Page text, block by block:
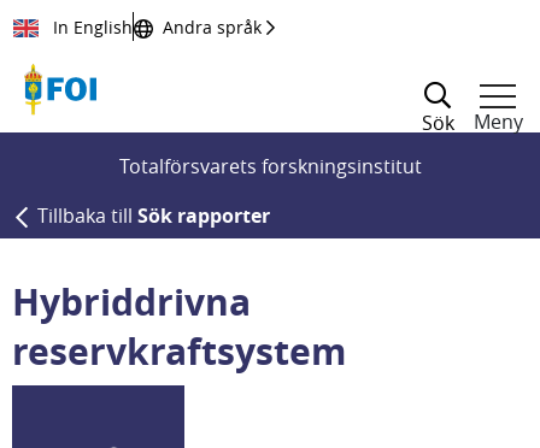
Till innehållet
In English Andra språk
Sök
Meny
Totalförsvarets forskningsinstitut
Tillbaka till Sök rapporter
Hybriddrivna
reservkraftsystem